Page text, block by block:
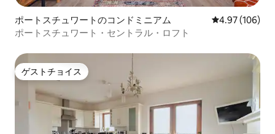
ポートスチュワートのコンドミニアム レビュー106
4.97 (106)
ポートスチュワート・セントラル・ロフト
ゲストチョイス
ゲストチョイス